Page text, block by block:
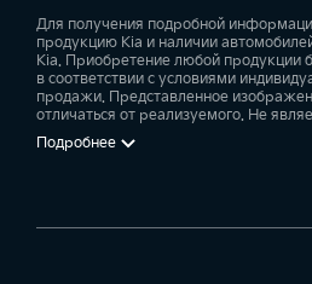
Для получения подробной
продукцию Kia и наличии
Kia. Приобретение любой продукции
в соответствии с условиями
продажи. Представленное
отличаться от реализуемого. Не
Подробнее